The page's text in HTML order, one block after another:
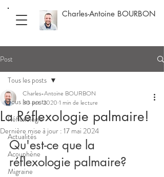
Charles-Antoine BOURBON
Post
Tous les posts
Réflexologie
Actualités
Acouphène
Migraine
Tous les posts
La Réflexologie palmaire!
Charles-Antoine BOURBON
30 oct. 2020 1 min de lecture
Dernière mise à jour : 17 mai 2024
Qu'est-ce que la
réflexologie palmaire?